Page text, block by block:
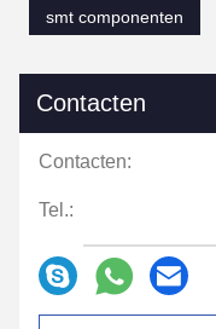
smt componenten
Contacten
Contacten:
Tel.: